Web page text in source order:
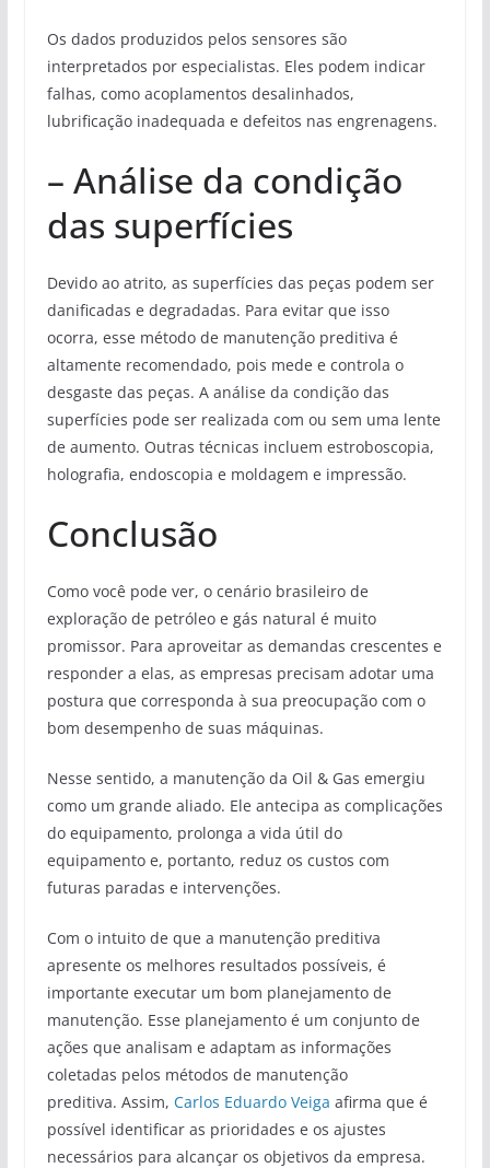
Os dados produzidos pelos sensores são
interpretados por especialistas. Eles podem indicar
falhas, como acoplamentos desalinhados,
lubrificação inadequada e defeitos nas engrenagens.
– Análise da condição
das superfícies
Devido ao atrito, as superfícies das peças podem ser
danificadas e degradadas. Para evitar que isso
ocorra, esse método de manutenção preditiva é
altamente recomendado, pois mede e controla o
desgaste das peças. A análise da condição das
superfícies pode ser realizada com ou sem uma lente
de aumento. Outras técnicas incluem estroboscopia,
holografia, endoscopia e moldagem e impressão.
Conclusão
Como você pode ver, o cenário brasileiro de
exploração de petróleo e gás natural é muito
promissor. Para aproveitar as demandas crescentes e
responder a elas, as empresas precisam adotar uma
postura que corresponda à sua preocupação com o
bom desempenho de suas máquinas.
Nesse sentido, a manutenção da Oil & Gas emergiu
como um grande aliado. Ele antecipa as complicações
do equipamento, prolonga a vida útil do
equipamento e, portanto, reduz os custos com
futuras paradas e intervenções.
Com o intuito de que a manutenção preditiva
apresente os melhores resultados possíveis, é
importante executar um bom planejamento de
manutenção. Esse planejamento é um conjunto de
ações que analisam e adaptam as informações
coletadas pelos métodos de manutenção
preditiva. Assim, Carlos Eduardo Veiga afirma que é
possível identificar as prioridades e os ajustes
necessários para alcançar os objetivos da empresa.